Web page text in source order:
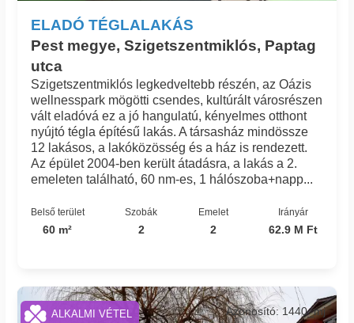
ELADÓ TÉGLALAKÁS
Pest megye, Szigetszentmiklós, Paptag
utca
Szigetszentmiklós legkedveltebb részén, az Oázis
wellnesspark mögötti csendes, kultúrált városrészen
vált eladóvá ez a jó hangulatú, kényelmes otthont
nyújtó tégla építésű lakás. A társasház mindössze
12 lakásos, a lakóközösség és a ház is rendezett.
Az épület 2004-ben került átadásra, a lakás a 2.
emeleten található, 60 nm-es, 1 hálószoba+napp...
Belső terület
60 m²
Szobák
2
Emelet
2
Irányár
62.9 M Ft
Azonosító: 1440_mj
ALKALMI VÉTEL